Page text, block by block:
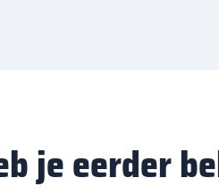
je eerder